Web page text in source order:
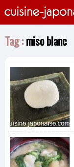
Tag :miso blanc